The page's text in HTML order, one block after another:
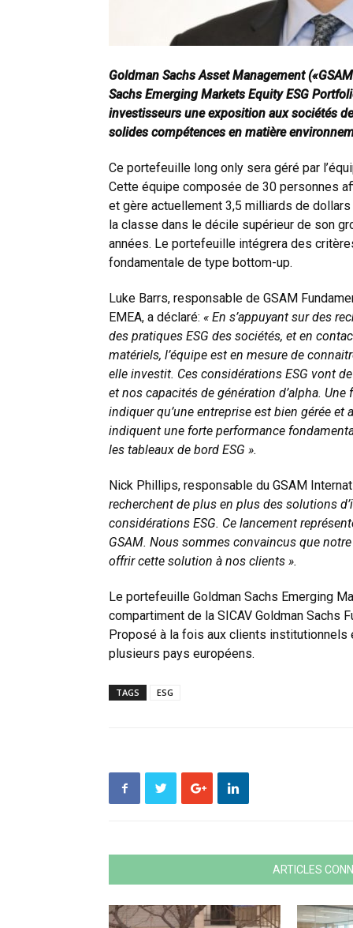
Goldman Sachs Asset Management
Sachs Emerging Markets Equity ESG
investisseurs une exposition aux sociétés
solides compétences en matière
Ce portefeuille long only sera géré par
Cette équipe composée de 30 personnes
et gère actuellement 3,5 milliards de
la classe dans le décile supérieur de son
années. Le portefeuille intégrera des
fondamentale de type bottom-up.
Luke Barrs, responsable de GSAM
EMEA, a déclaré: « En s’appuyant sur des
des pratiques ESG des sociétés, et en
matériels, l’équipe est en mesure de
elle investit. Ces considérations ESG vont
et nos capacités de génération d’alpha.
indiquer qu’une entreprise est bien gérée
indiquent une forte performance
les tableaux de bord ESG ».
Nick Phillips, responsable du GSAM
recherchent de plus en plus des solutions
considérations ESG. Ce lancement
GSAM. Nous sommes convaincus que
offrir cette solution à nos clients ».
Le portefeuille Goldman Sachs Emerging
compartiment de la SICAV Goldman Sachs
Proposé à la fois aux clients
plusieurs pays européens.
TAGS ESG
ARTICLES